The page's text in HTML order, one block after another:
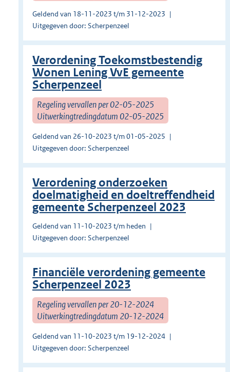
Geldend van 18-11-2023 t/m 31-12-2023
Uitgegeven door: Scherpenzeel
Verordening Toekomstbestendig
Wonen Lening VvE gemeente
Scherpenzeel
Regeling vervallen per 02-05-2025
Uitwerkingtredingdatum 02-05-2025
Geldend van 26-10-2023 t/m 01-05-2025
Uitgegeven door: Scherpenzeel
Verordening onderzoeken
doelmatigheid en doeltreffendheid
gemeente Scherpenzeel 2023
Geldend van 11-10-2023 t/m heden
Uitgegeven door: Scherpenzeel
Financiële verordening gemeente
Scherpenzeel 2023
Regeling vervallen per 20-12-2024
Uitwerkingtredingdatum 20-12-2024
Geldend van 11-10-2023 t/m 19-12-2024
Uitgegeven door: Scherpenzeel